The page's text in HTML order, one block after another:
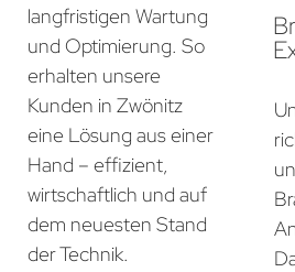
langfristigen Wartung
und Optimierung. So
erhalten unsere
Kunden in Zwönitz
eine Lösung aus einer
Hand – effizient,
wirtschaftlich und auf
dem neuesten Stand
der Technik.